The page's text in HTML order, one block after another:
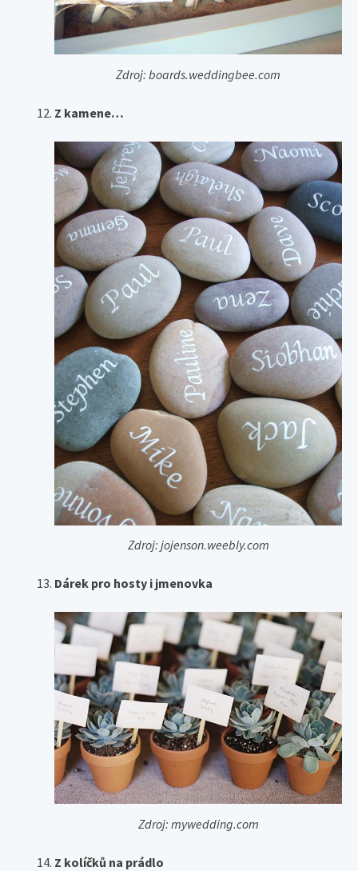
Zdroj: boards.weddingbee.com
Z kamene…
Zdroj: jojenson.weebly.com
Dárek pro hosty i jmenovka
Zdroj: mywedding.com
Z kolíčků na prádlo